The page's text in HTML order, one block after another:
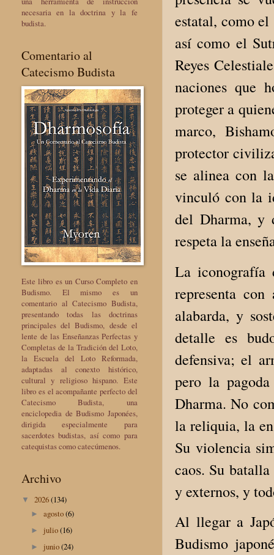
estatal, como
así como el
Reyes
naciones que
proteger a
marco,
protector
se alinea con
vinculó con la
del Dharma, y
respeta la
La iconografía
representa
alabarda, y
detalle es
defensiva; el
pero la
Dharma. No
la reliquia, la
Su violencia
caos. Su
y externos, y
Al llegar a
Budismo
necesaria en la doctrina y la fe
budista.
Comentario al
Catecismo Budista
Este libro es un Curso Completo en
Budismo. El mismo es un
comentario al Catecismo Budista,
presentando todas las doctrinas
principales del Budismo, desde el
lente de las Enseñanzas Perfectas y
Completas de la Tradición del Loto,
la Escuela del Loto Reformada,
adaptadas al conexto histórico,
cultural y religioso hispano. Este
libro es el acompañante perfecto del
Catecismo Budista, una
enciclopedia de Budismo Japonées,
dirigida especialmente para
sacerdotes budistas, así como para
catequistas como catecúmenos.
Archivo
▼ 2026(134)
►agosto(6)
► julio(16)
► junio(24)